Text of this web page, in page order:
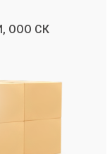
ООО СК